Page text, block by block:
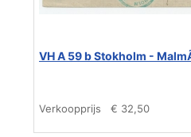
VH A 59 b Stokholm -
Verkoopprijs € 32,50